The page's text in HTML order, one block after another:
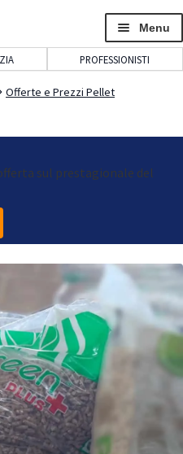
Menu
PROFESSIONISTI
Offerte e Prezzi Pellet
sul prestagionale del